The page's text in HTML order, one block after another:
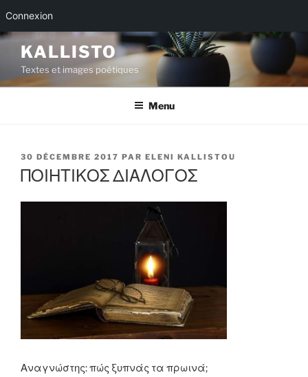
Connexion
Aller
contenu
principal
KALLISTO
Textes et images poétiques
Menu
PUBLIÉ
LE
30 DÉCEMBRE 2017 PAR ELENI KALLISTOU
ΠΟΙΗΤΙΚΟΣ ΔΙΑΛΟΓΟΣ
Αναγνώστης: πώς ξυπνάς τα πρωινά;